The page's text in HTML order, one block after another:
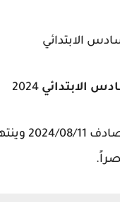
الابتدائي
الابتدائي
علماً ان